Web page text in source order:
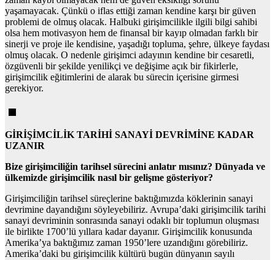
yaşamayacak. Çünkü o iflas ettiği zaman kendine karşı bir güven
problemi de olmuş olacak. Halbuki girişimcilikle ilgili bilgi sahibi
olsa hem motivasyon hem de finansal bir kayıp olmadan farklı bir
sinerji ve proje ile kendisine, yaşadığı topluma, şehre, ülkeye faydası
olmuş olacak. O nedenle girişimci adayının kendine bir cesaretli,
özgüvenli bir şekilde yenilikçi ve değişime açık bir fikirlerle,
girişimcilik eğitimlerini de alarak bu sürecin içerisine girmesi
gerekiyor.
GİRİŞİMCİLİK TARİHİ SANAYİ DEVRİMİNE KADAR
UZANIR
Bize girişimciliğin tarihsel sürecini anlatır mısınız? Dünyada ve
ülkemizde girişimcilik nasıl bir gelişme gösteriyor?
Girişimciliğin tarihsel süreçlerine baktığımızda köklerinin sanayi
devrimine dayandığını söyleyebiliriz. Avrupa’daki girişimcilik tarihi
sanayi devriminin sonrasında sanayi odaklı bir toplumun oluşması
ile birlikte 1700’lü yıllara kadar dayanır. Girişimcilik konusunda
Amerika’ya baktığımız zaman 1950’lere uzandığını görebiliriz.
Amerika’daki bu girişimcilik kültürü bugün dünyanın sayılı